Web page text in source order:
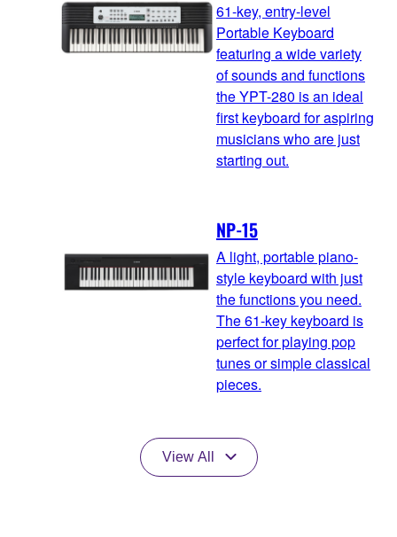
61-key, entry-level
Portable Keyboard
featuring a wide variety
of sounds and functions
the YPT-280 is an ideal
first keyboard for aspiring
musicians who are just
starting out.
NP-15
A light, portable piano-
style keyboard with just
the functions you need.
The 61-key keyboard is
perfect for playing pop
tunes or simple classical
pieces.
View All